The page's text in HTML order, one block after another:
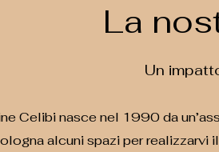
La
Un
Celibi nasce nel 1990 da
alcuni spazi per